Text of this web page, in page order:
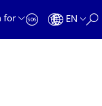
for
EN